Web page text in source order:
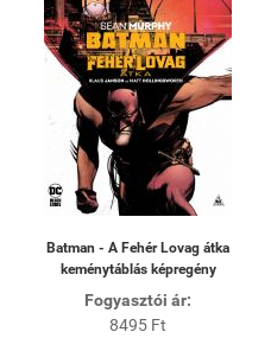
Batman - A Fehér Lovag átka
keménytáblás képregény
Fogyasztói ár:
8495 Ft